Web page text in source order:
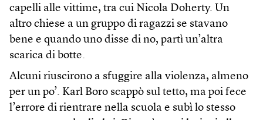
capelli alle vittime, tra cui Nicola Doherty. Un
altro chiese a un gruppo di ragazzi se stavano
bene e quando uno disse di no, partì un’altra
scarica di botte.
Alcuni riuscirono a sfuggire alla violenza, almeno
per un po’. Karl Boro scappò sul tetto, ma poi fece
l’errore di rientrare nella scuola e subì lo stesso